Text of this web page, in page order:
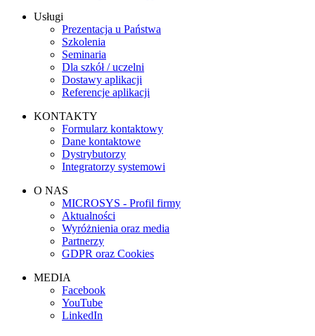
Usługi
Prezentacja u Państwa
Szkolenia
Seminaria
Dla szkół / uczelni
Dostawy aplikacji
Referencje aplikacji
KONTAKTY
Formularz kontaktowy
Dane kontaktowe
Dystrybutorzy
Integratorzy systemowi
O NAS
MICROSYS - Profil firmy
Aktualności
Wyróżnienia oraz media
Partnerzy
GDPR oraz Cookies
MEDIA
Facebook
YouTube
LinkedIn